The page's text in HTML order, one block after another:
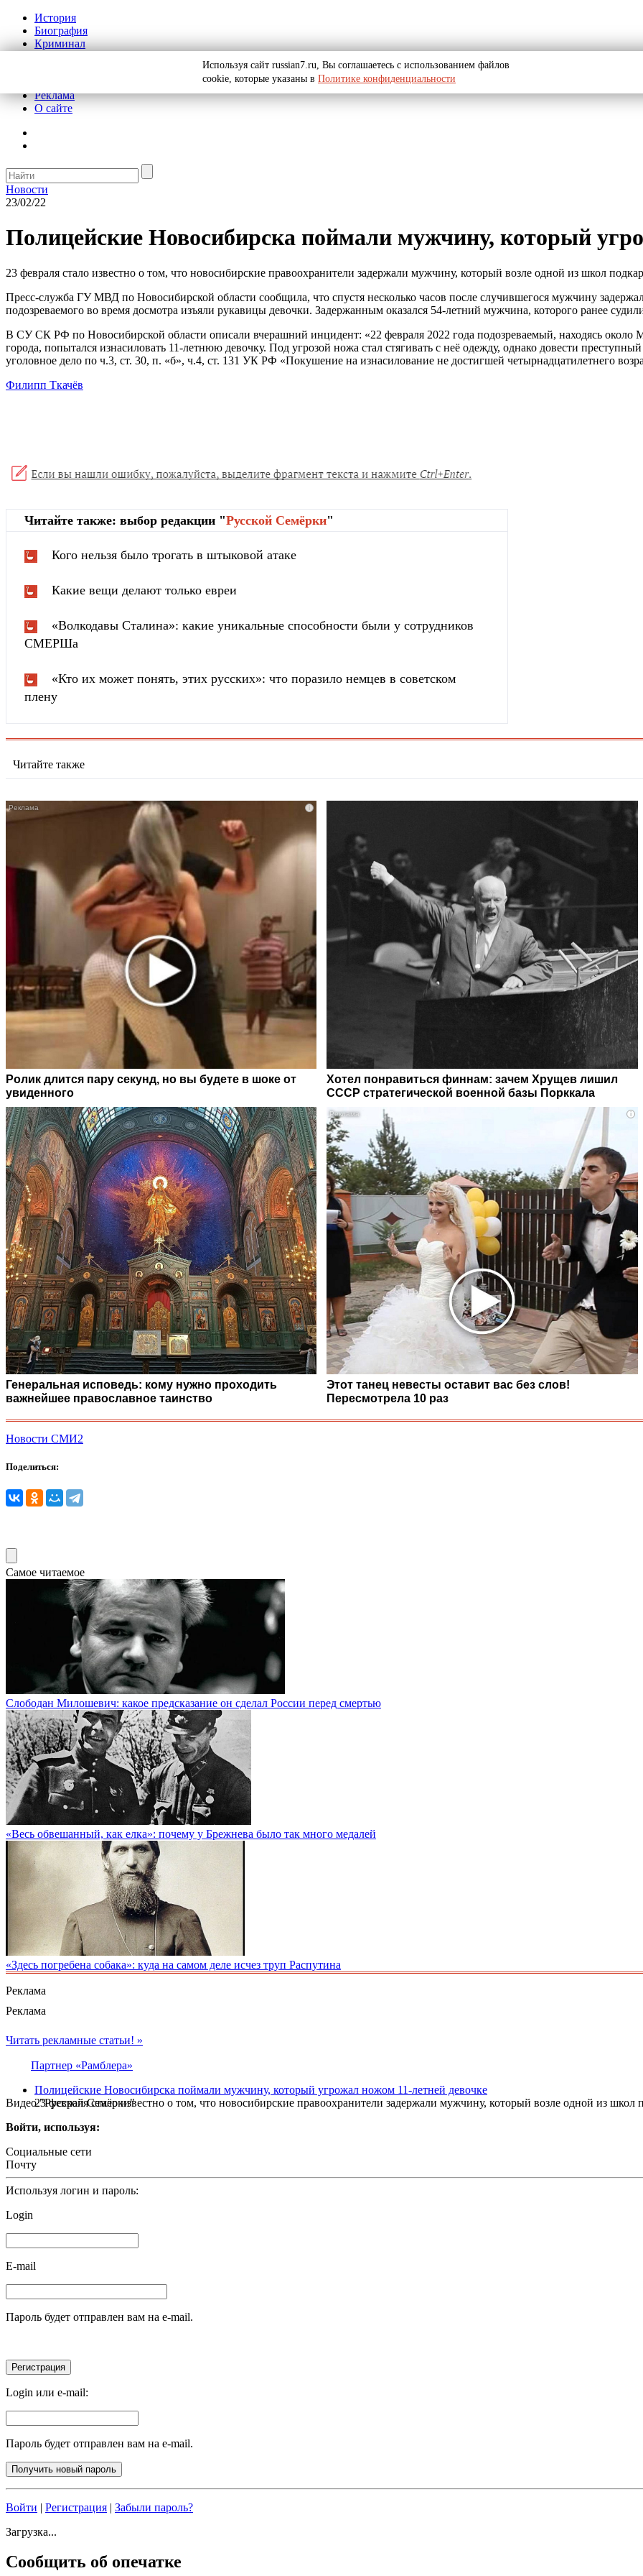
История
Биография
Криминал
Реклама
О сайте
Новости
23/02/22
Полицейские Новосибирска поймали мужчину, который
23 февраля стало известно о том, что новосибирские правоохранители задержали мужчину, который возле одной из школ
Пресс-служба ГУ МВД по Новосибирской области сообщила, что спустя несколько часов после случившегося мужчину
подозреваемого во время досмотра изъяли рукавицы девочки. Задержанным оказался 54-летний мужчина, которого ранее
В СУ СК РФ по Новосибирской области описали вчерашний инцидент: «22 февраля 2022 года подозреваемый, находясь
города, попытался изнасиловать 11-летнюю девочку. Под угрозой ножа стал стягивать с неё одежду, однако довести
уголовное дело по ч.3, ст. 30, п. «б», ч.4, ст. 131 УК РФ «Покушение на изнасилование не достигшей четырнадцатилетнего
Филипп Ткачёв
Читайте также: выбор редакции "Русской Cемёрки"
Кого нельзя было трогать в штыковой атаке
Какие вещи делают только евреи
«Волкодавы Сталина»: какие уникальные способности были у сотрудников
СМЕРШа
«Кто их может понять, этих русских»: что поразило немцев в советском
плену
Читайте также
i
Ролик длится пару секунд, но вы будете в шоке от
увиденного
Хотел понравиться финнам: зачем Хрущев лишил
СССР стратегической военной базы Порккала
Генеральная исповедь: кому нужно проходить
важнейшее православное таинство
i
Этот танец невесты оставит вас без слов!
Пересмотрела 10 раз
Новости СМИ2
Поделиться:
Самое читаемое
Слободан Милошевич: какое предсказание он сделал России перед смертью
«Весь обвешанный, как елка»: почему у Брежнева было так много медалей
«Здесь погребена собака»: куда на самом деле исчез труп Распутина
Реклама
Реклама
Видео "Русской Семёрки"
Читать рекламные статьи! »
Партнер «Рамблера»
Полицейские Новосибирска поймали мужчину, который угрожал ножом 11-летней девочке
23 февраля стало известно о том, что новосибирские правоохранители задержали мужчину, который возле одной из
Войти, используя:
Социальные сети
Почту
Используя логин и пароль:
Login
E-mail
Пароль будет отправлен вам на e-mail.
Login или e-mail:
Пароль будет отправлен вам на e-mail.
Войти | Регистрация | Забыли пароль?
Загрузка...
Сообщить об опечатке
Используя сайт russian7.ru, Вы соглашаетесь с использованием файлов
cookie, которые указаны в Политике конфиденциальности